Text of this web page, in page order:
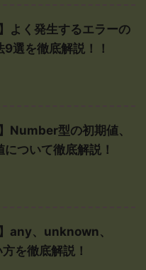
よく発生するエラーの
選を徹底解説！！
Number型の初期値、
ついて徹底解説！
any、unknown、
を徹底解説！